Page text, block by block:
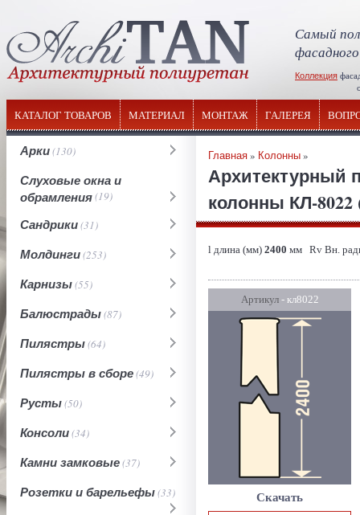
Самый
Коллекция
КАТАЛОГ ТОВАРОВ МАТЕРИАЛ МОНТАЖ ГАЛЕРЕЯ
Арки(130)
Слуховые окна и
обрамления(19)
Сандрики(31)
Молдинги(253)
Карнизы(55)
Балюстрады(87)
Пилястры(64)
Пилястры в сборе(49)
Русты(50)
Консоли(34)
Камни замковые(37)
Розетки и барельефы(33)
Главная» Колонны»
Архитектурный
колонны КЛ-8022
l длина (мм) 2400 мм Rv Вн.
Артикул- кл8022
Скачать